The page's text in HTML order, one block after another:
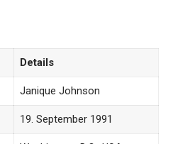
Details
Janique Johnson
19. September 1991